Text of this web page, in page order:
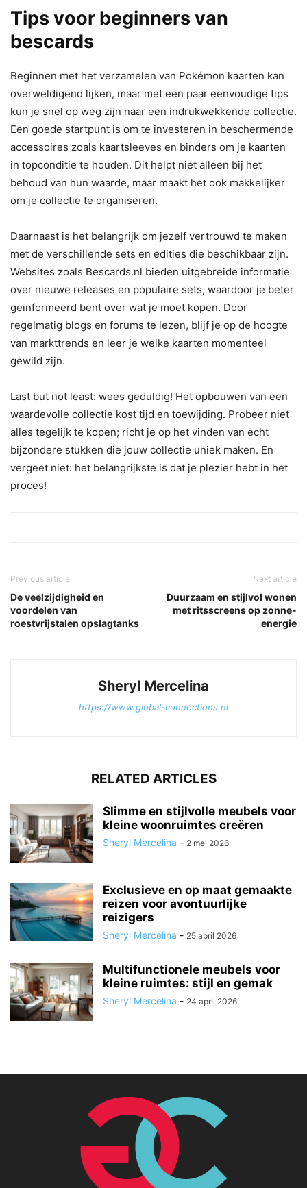
Tips voor beginners van
bescards
Beginnen met het verzamelen van Pokémon kaarten kan
overweldigend lijken, maar met een paar eenvoudige tips
kun je snel op weg zijn naar een indrukwekkende collectie.
Een goede startpunt is om te investeren in beschermende
accessoires zoals kaartsleeves en binders om je kaarten
in topconditie te houden. Dit helpt niet alleen bij het
behoud van hun waarde, maar maakt het ook makkelijker
om je collectie te organiseren.
Daarnaast is het belangrijk om jezelf vertrouwd te maken
met de verschillende sets en edities die beschikbaar zijn.
Websites zoals Bescards.nl bieden uitgebreide informatie
over nieuwe releases en populaire sets, waardoor je beter
geïnformeerd bent over wat je moet kopen. Door
regelmatig blogs en forums te lezen, blijf je op de hoogte
van markttrends en leer je welke kaarten momenteel
gewild zijn.
Last but not least: wees geduldig! Het opbouwen van een
waardevolle collectie kost tijd en toewijding. Probeer niet
alles tegelijk te kopen; richt je op het vinden van echt
bijzondere stukken die jouw collectie uniek maken. En
vergeet niet: het belangrijkste is dat je plezier hebt in het
proces!
Previous article
De veelzijdigheid en
voordelen van
roestvrijstalen opslagtanks
Next article
Duurzaam en stijlvol wonen
met ritsscreens op zonne-
energie
Sheryl Mercelina
https://www.global-connections.nl
RELATED ARTICLES
Slimme en stijlvolle meubels voor
kleine woonruimtes creëren
Sheryl Mercelina - 2 mei 2026
Exclusieve en op maat gemaakte
reizen voor avontuurlijke
reizigers
Sheryl Mercelina - 25 april 2026
Multifunctionele meubels voor
kleine ruimtes: stijl en gemak
Sheryl Mercelina - 24 april 2026